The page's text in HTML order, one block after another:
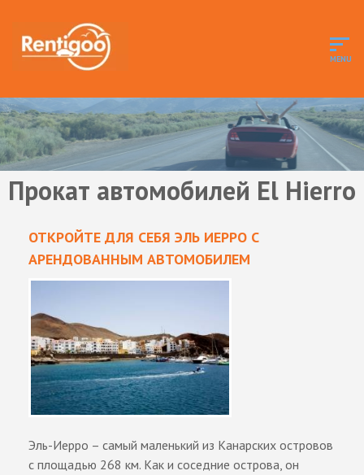
Прокат автомобилей El Hierro
ОТКРОЙТЕ ДЛЯ СЕБЯ ЭЛЬ ИЕРРО С
АРЕНДОВАННЫМ АВТОМОБИЛЕМ
Эль-Иерро – самый маленький из Канарских островов
с площадью 268 км. Как и соседние острова, он